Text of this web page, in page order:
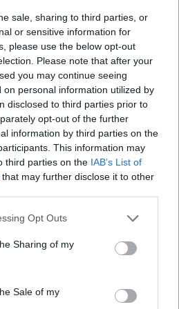
sale, sharing to third parties, or
or sensitive information for
please use the below opt-out
Please note that after your
you may continue seeing
on personal information utilized by
disclosed to third parties prior to
opt-out of the further
information by third parties on the
This information may
third parties on the IAB’s List of
that may further disclose it to other
app uses one or more Google
behaviour. You may click to
and its third-party tags to
purposes in below Google
Opt Outs
Sharing of my
Sale of my
7 greseli de stil care te
imbatranesc